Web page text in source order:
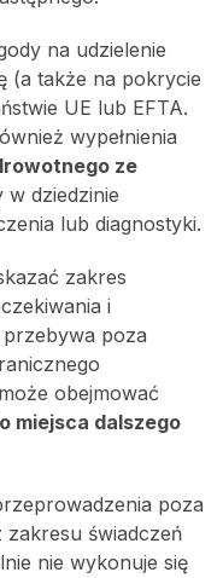
na udzielenie
(a także na pokrycie
UE lub EFTA.
wypełnienia
ze
w dziedzinie
lub diagnostyki.
zakres
i
poza
obejmować
miejsca dalszego
poza
zakresu świadczeń
nie wykonuje się